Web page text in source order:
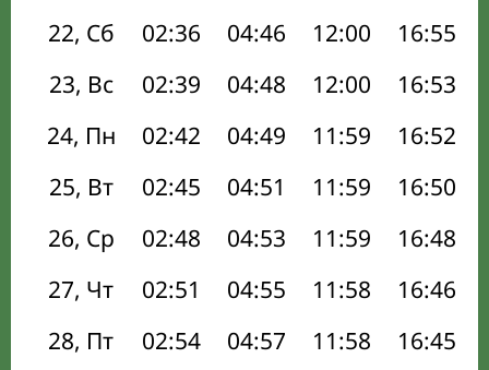
22, Сб
02:36 04:46 12:00 16:55
23, Вс
02:39 04:48 12:00 16:53
24, Пн
02:42 04:49 11:59 16:52
25, Вт
02:45 04:51 11:59 16:50
26, Ср
02:48 04:53 11:59 16:48
27, Чт
02:51 04:55 11:58 16:46
28, Пт
02:54 04:57 11:58 16:45